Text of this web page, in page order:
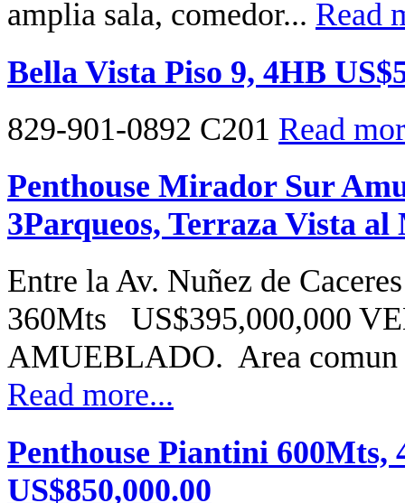
amplia sala, comedor... Read
Bella Vista Piso 9, 4HB
829-901-0892 C201 Read
Penthouse Mirador Sur
3Parqueos, Terraza Vista al
Entre la Av. Nuñez de
360Mts US$395,000,000
AMUEBLADO. Area comun
Read more...
Penthouse Piantini 600Mts,
US$850,000.00